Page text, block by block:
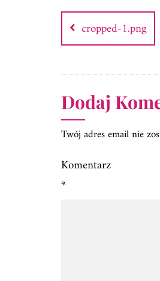
wpisu
cropped-1.png
Dodaj
Twój adres email nie
Komentarz
*